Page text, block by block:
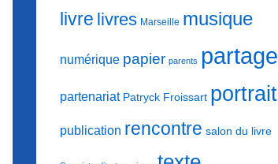
livre livres Marseille musique
numérique papier parents partage
partenariat Patryck Froissart portrait
publication rencontre salon du livre